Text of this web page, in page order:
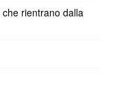
rientrano dalla